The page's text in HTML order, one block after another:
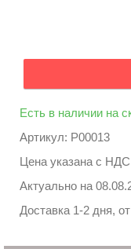
Есть в наличии на
Артикул: P00013
Цена указана с НДС
Актуально на
Доставка 1-2 дня,